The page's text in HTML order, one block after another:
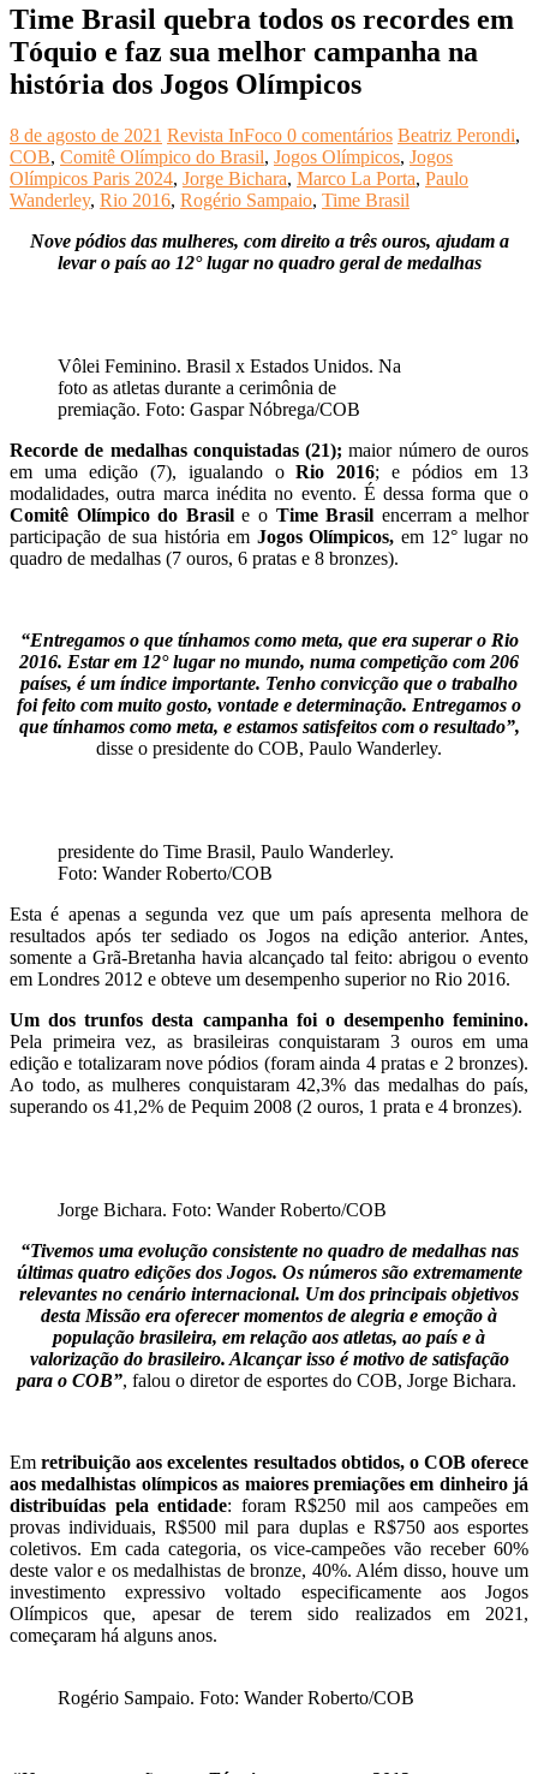
Time Brasil quebra todos os recordes em
Tóquio e faz sua melhor campanha na
história dos Jogos Olímpicos
8 de agosto de 2021 Revista InFoco 0 comentários Beatriz Perondi,
COB, Comitê Olímpico do Brasil, Jogos Olímpicos, Jogos
Olímpicos Paris 2024, Jorge Bichara, Marco La Porta, Paulo
Wanderley, Rio 2016, Rogério Sampaio, Time Brasil
Nove pódios das mulheres, com direito a três ouros, ajudam a
levar o país ao 12° lugar no quadro geral de medalhas
Vôlei Feminino. Brasil x Estados Unidos. Na
foto as atletas durante a cerimônia de
premiação. Foto: Gaspar Nóbrega/COB
Recorde de medalhas conquistadas (21); maior número de ouros
em uma edição (7), igualando oRio 2016; e pódios em 13
modalidades, outra marca inédita no evento. É dessa forma que o
Comitê Olímpico do Brasile o Time Brasil encerram a melhor
participação de sua história em Jogos Olímpicos, em 12° lugar no
quadro de medalhas (7 ouros, 6 pratas e 8 bronzes).
“Entregamos o que tínhamos como meta, que era superar o Rio
2016. Estar em 12° lugar no mundo, numa competição com 206
países, é um índice importante. Tenho convicção que o trabalho
foi feito com muito gosto, vontade e determinação. Entregamos o
que tínhamos como meta, e estamos satisfeitos com o resultado”,
disse o presidente do COB, Paulo Wanderley.
presidente do Time Brasil, Paulo Wanderley.
Foto: Wander Roberto/COB
Esta é apenas a segunda vez que um país apresenta melhora de
resultados após ter sediado os Jogos na edição anterior. Antes,
somente a Grã-Bretanha havia alcançado tal feito: abrigou o evento
em Londres 2012 e obteve um desempenho superior no Rio 2016.
Um dos trunfos desta campanha foi o desempenho feminino.
Pela primeira vez, as brasileiras conquistaram 3 ouros em uma
edição e totalizaram nove pódios (foram ainda 4 pratas e 2 bronzes).
Ao todo, as mulheres conquistaram 42,3% das medalhas do país,
superando os 41,2% de Pequim 2008 (2 ouros, 1 prata e 4 bronzes).
Jorge Bichara. Foto: Wander Roberto/COB
“Tivemos uma evolução consistente no quadro de medalhas nas
últimas quatro edições dos Jogos. Os números são extremamente
relevantes no cenário internacional. Um dos principais objetivos
desta Missão era oferecer momentos de alegria e emoção à
população brasileira, em relação aos atletas, ao país e à
valorização do brasileiro. Alcançar isso é motivo de satisfação
para o COB”, falou o diretor de esportes do COB, Jorge Bichara.
Em retribuição aos excelentes resultados obtidos, o COB oferece
aos medalhistas olímpicos as maiores premiações em dinheiro já
distribuídas pela entidade: foram R$250 mil aos campeões em
provas individuais, R$500 mil para duplas e R$750 aos esportes
coletivos. Em cada categoria, os vice-campeões vão receber 60%
deste valor e os medalhistas de bronze, 40%. Além disso, houve um
investimento expressivo voltado especificamente aos Jogos
Olímpicos que, apesar de terem sido realizados em 2021,
começaram há alguns anos.
Rogério Sampaio. Foto: Wander Roberto/COB